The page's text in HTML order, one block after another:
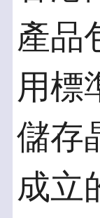
產品
用標
儲存
成立